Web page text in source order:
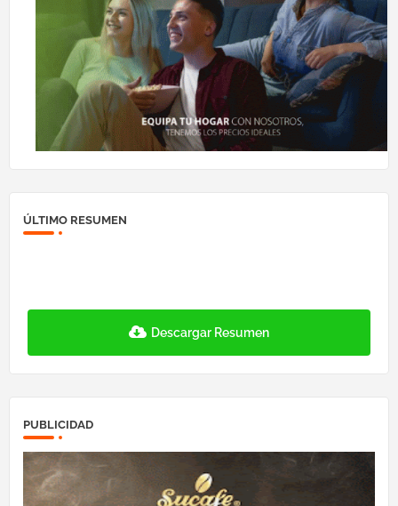
ÚLTIMO RESUMEN
Descargar Resumen
PUBLICIDAD